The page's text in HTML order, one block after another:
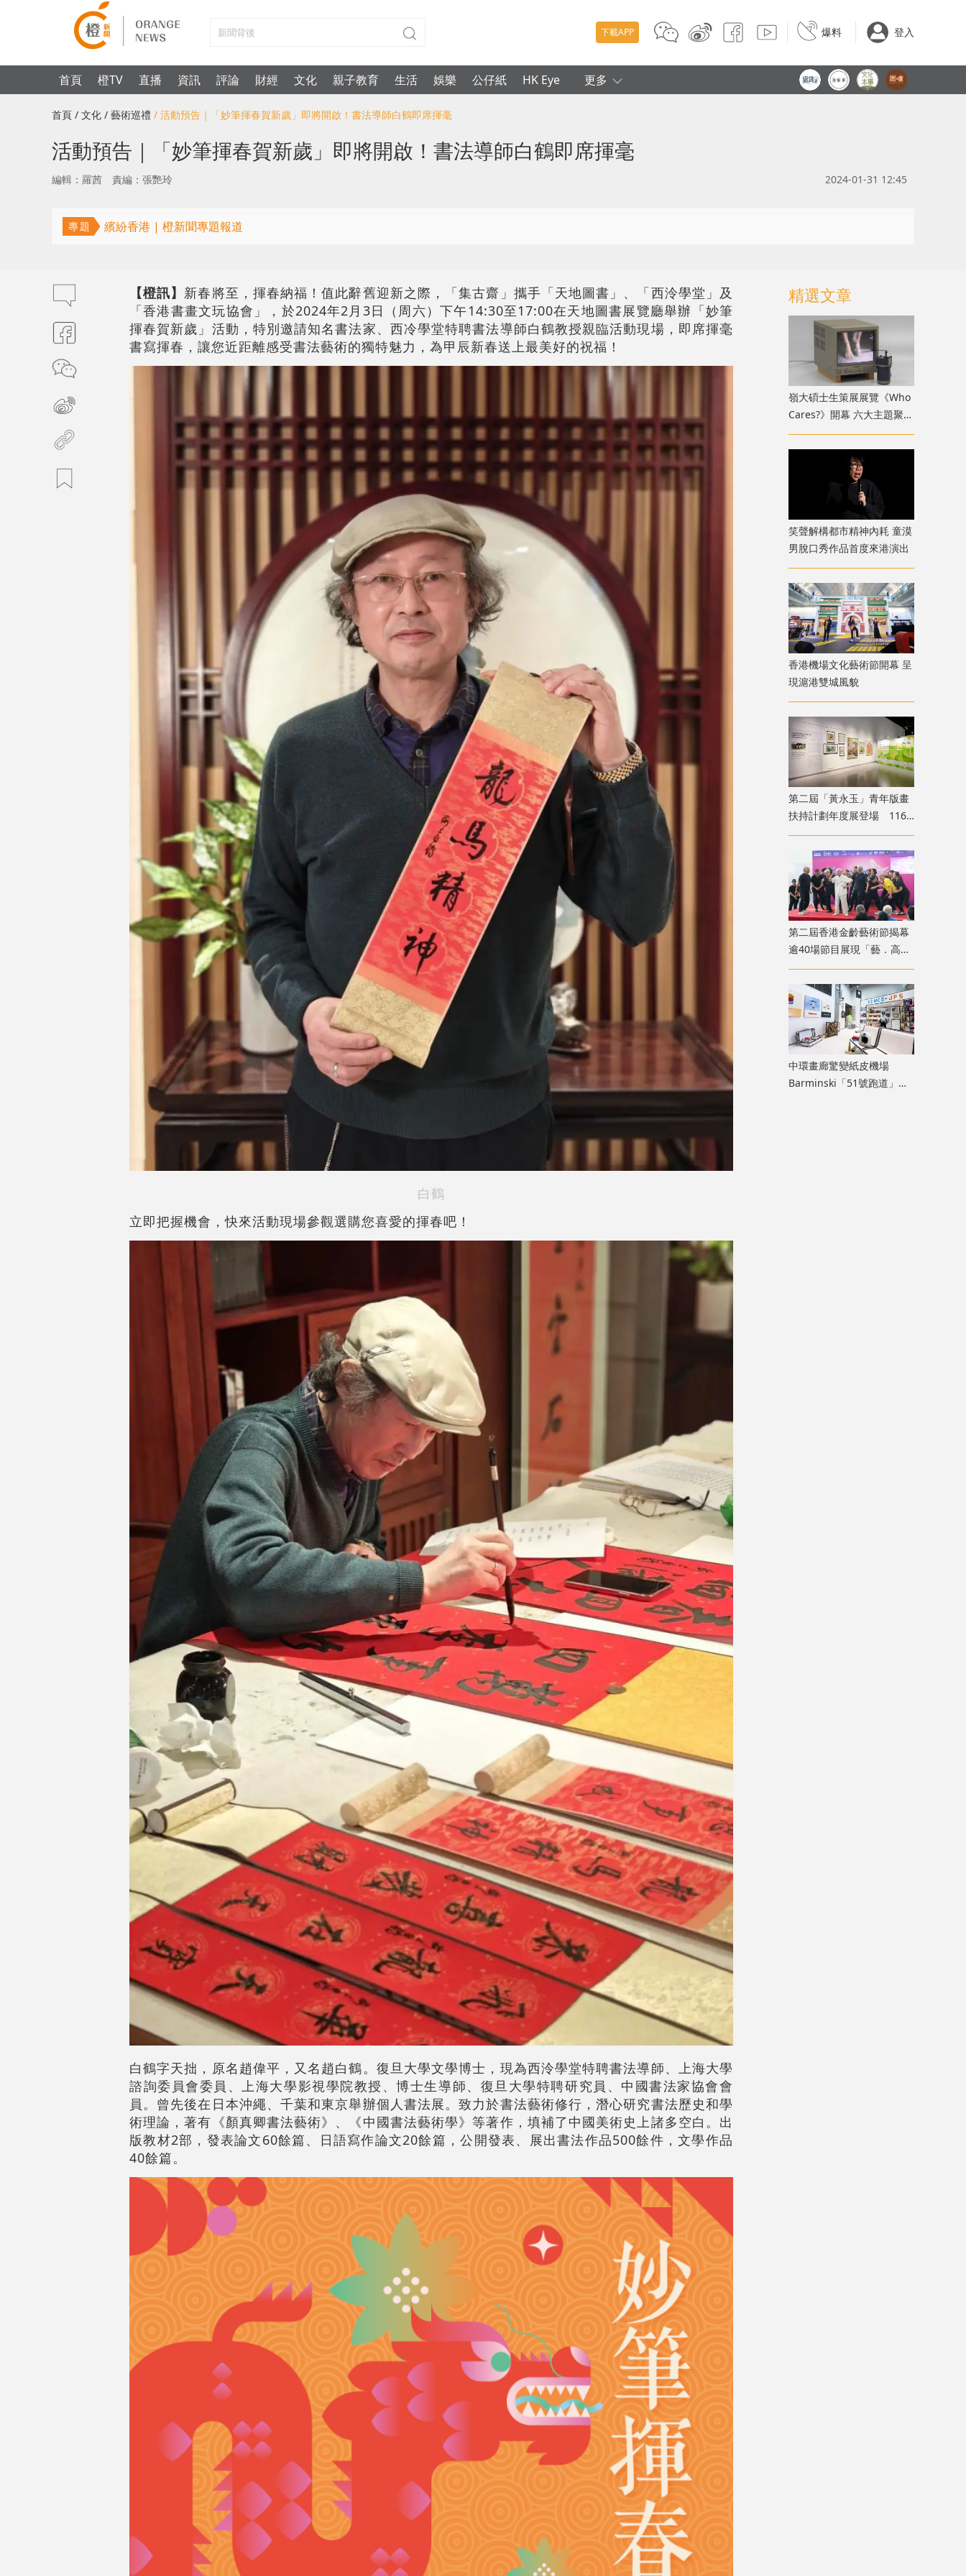
下載APP 爆料 登入
首頁 橙TV 直播 資訊 評論 財經 文化 親子教育 生活 娛樂 公仔紙 HK Eye 更多
首頁 / 文化 / 藝術巡禮 / 活動預告｜「妙筆揮春賀新歲」即將開啟！書法導師白鶴即席揮毫
活動預告｜「妙筆揮春賀新歲」即將開啟！書法導師白鶴即席揮毫
編輯：羅茜 責編：張艷玲 2024-01-31 12:45
專題 繽紛香港 | 橙新聞專題報道
【橙訊】 新春將至，揮春納福！值此辭舊迎新之際，「集古齋」攜手「天地圖書」、「西泠學堂」及
「香港書畫文玩協會」，於2024年2月3日（周六）下午14:30至17:00在天地圖書展覽廳舉辦「妙筆
揮春賀新歲」活動，特別邀請知名書法家、西冷學堂特聘書法導師白鶴教授親臨活動現場，即席揮毫
書寫揮春，讓您近距離感受書法藝術的獨特魅力，為甲辰新春送上最美好的祝福！
白鶴
立即把握機會，快來活動現場參觀選購您喜愛的揮春吧！
白鶴字天拙，原名趙偉平，又名趙白鶴。復旦大學文學博士，現為西泠學堂特聘書法導師、上海大學
諮詢委員會委員、上海大學影視學院教授、博士生導師、復旦大學特聘研究員、中國書法家協會會
員。曾先後在日本沖繩、千葉和東京舉辦個人書法展。致力於書法藝術修行，潛心研究書法歷史和學
術理論，著有《顏真卿書法藝術》、《中國書法藝術學》等著作，填補了中國美術史上諸多空白。出
版教材2部，發表論文60餘篇、日語寫作論文20餘篇，公開發表、展出書法作品500餘件，文學作品
40餘篇。
精選文章
嶺大碩士生策展展覽《Who
Cares?》開幕 六大主題聚焦
新一代策展人多元關懷視野
笑聲解構都市精神內耗 童漠
男脫口秀作品首度來港演出
香港機場文化藝術節開幕 呈
現滬港雙城風貌
第二屆「黃永玉」青年版畫
扶持計劃年度展登場 116
位青年創作者共展版畫新貌
第二屆香港金齡藝術節揭幕
逾40場節目展現「藝．高齡
膽大」生命力
中環畫廊驚變紙皮機場
Barminski「51號跑道」用